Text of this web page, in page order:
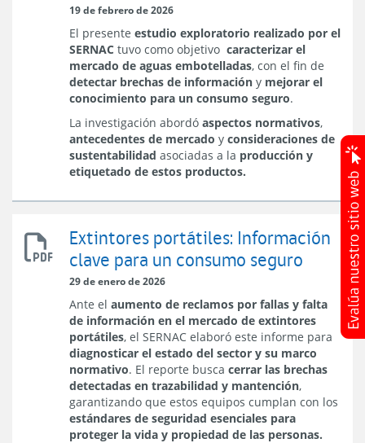
Aspectos
de
Sustentabilidad
de
Agua
Embotellada
Comercializada
Nivel
Nacional
19 de febrero de 2026
El presente estudio exploratorio realizado por el
SERNAC tuvo como objetivo caracterizar el
mercado de aguas embotelladas, con el fin de
detectar brechas de información y mejorar el
conocimiento para un consumo seguro.
La investigación abordó aspectos normativos,
antecedentes de mercado y consideraciones de
sustentabilidad asociadas a la producción y
etiquetado de estos productos.
Extintores
portátiles:
Información
para
un
consumo
seguro
Extintores portátiles: Información
clave para un consumo seguro
29 de enero de 2026
Ante el aumento de reclamos por fallas y falta
de información en el mercado de extintores
portátiles, el SERNAC elaboró este informe para
diagnosticar el estado del sector y su marco
normativo. El reporte busca cerrar las brechas
detectadas en trazabilidad y mantención,
garantizando que estos equipos cumplan con los
estándares de seguridad esenciales para
proteger la vida y propiedad de las personas.